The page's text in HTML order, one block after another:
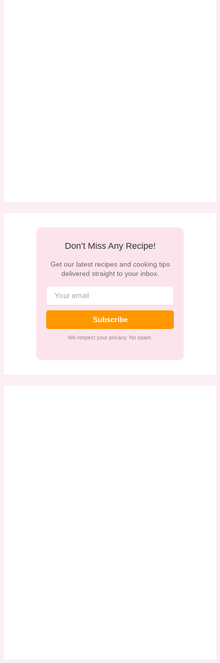
Don’t Miss Any Recipe!
Get our latest recipes and cooking tips
delivered straight to your inbox.
Subscribe
We respect your privacy. No spam.